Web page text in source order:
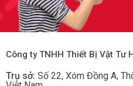
Công ty TNHH Thiết Bị Vật Tư
Trụ sở: Số 22, Xóm Đồng A,